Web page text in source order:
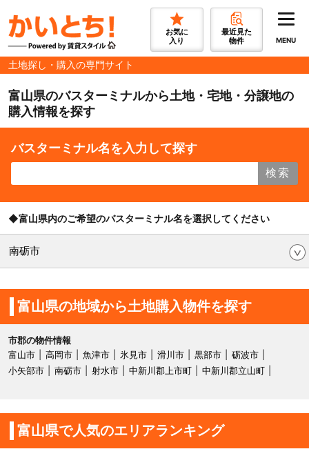
お気に
入り
最近見た
物件
MENU
土地探し・購入の専門サイト
富山県のバスターミナルから土地・宅地・分譲地の
購入情報を探す
バスターミナル名を入力して探す
検索
◆富山県内のご希望のバスターミナル名を選択してください
南砺市
富山県の地域から土地購入物件を探す
市郡の物件情報
富山市
高岡市 魚津市 氷見市 滑川市 黒部市
砺波市
小矢部市
南砺市 射水市 中新川郡上市町 中新川郡立山町
富山県で人気のエリアランキング